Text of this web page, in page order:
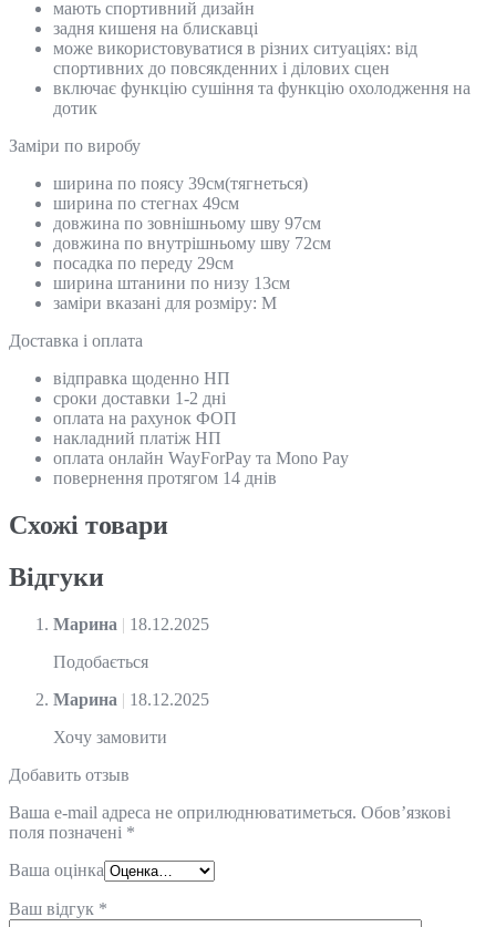
мають спортивний дизайн
задня кишеня на блискавці
може використовуватися в різних ситуаціях: від
спортивних до повсякденних і ділових сцен
включає функцію сушіння та функцію охолодження на
дотик
Замiри по виробу
ширина по поясу 39см(тягнеться)
ширина по стегнах 49см
довжина по зовнішньому шву 97см
довжина по внутрішньому шву 72см
посадка по переду 29см
ширина штанини по низу 13см
заміри вказані для розміру: M
Доставка і оплата
відправка щоденно НП
сроки доставки 1-2 дні
оплата на рахунок ФОП
накладний платіж НП
оплата онлайн WayForPay та Mono Pay
повернення протягом 14 днів
Схожi товари
Відгуки
Марина | 18.12.2025
Подобається
Марина | 18.12.2025
Хочу замовити
Добавить отзыв
Ваша e-mail адреса не оприлюднюватиметься. Обов’язкові
поля позначені *
Ваша оцінка
Ваш відгук *